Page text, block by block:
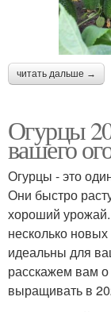
читать дальше →
Огурцы
вашего
Огурцы - это
Они быстро
хороший
несколько
идеальны для
расскажем вам о
выращивать в